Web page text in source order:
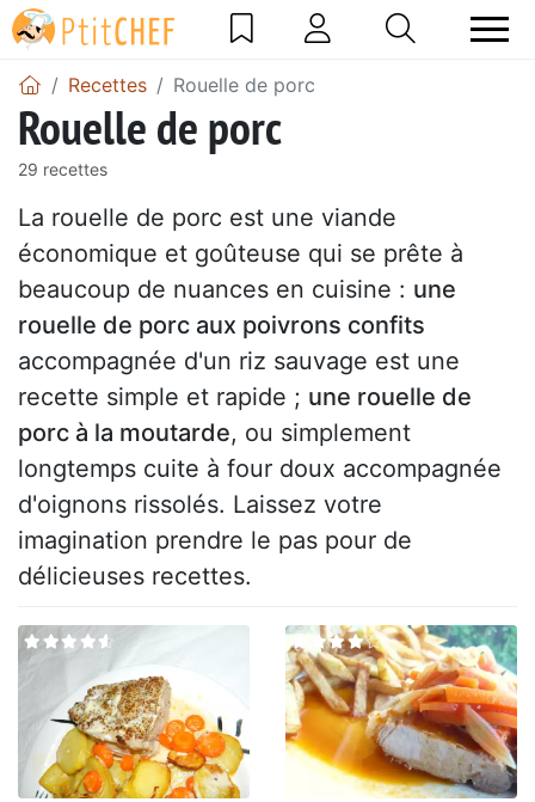
Recettes Rouelle de porc
Rouelle de porc
29 recettes
La rouelle de porc est une viande
économique et goûteuse qui se prête à
beaucoup de nuances en cuisine : une
rouelle de porc aux poivrons confits
accompagnée d'un riz sauvage est une
recette simple et rapide ; une rouelle de
porc à la moutarde, ou simplement
longtemps cuite à four doux accompagnée
d'oignons rissolés. Laissez votre
imagination prendre le pas pour de
délicieuses recettes.